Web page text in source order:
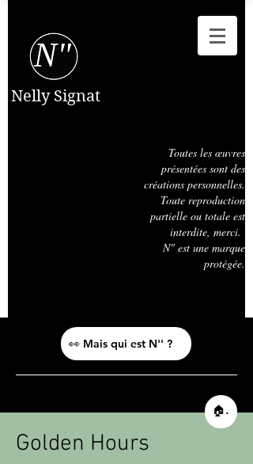
Nelly Signat
Toutes les œuvres
présentées sont des
créations personnelles.
Toute reproduction
partielle ou totale est
interdite, merci.
N" est une marque
protégée.
👀 Mais qui est N'' ?
Golden Hours
🏠 Retour à l'accueil